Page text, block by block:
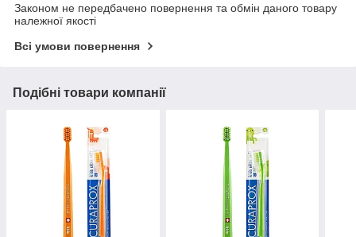
Законом не передбачено повернення та обмін даного товару
належної якості
Всі умови повернення
Подібні товари компанії